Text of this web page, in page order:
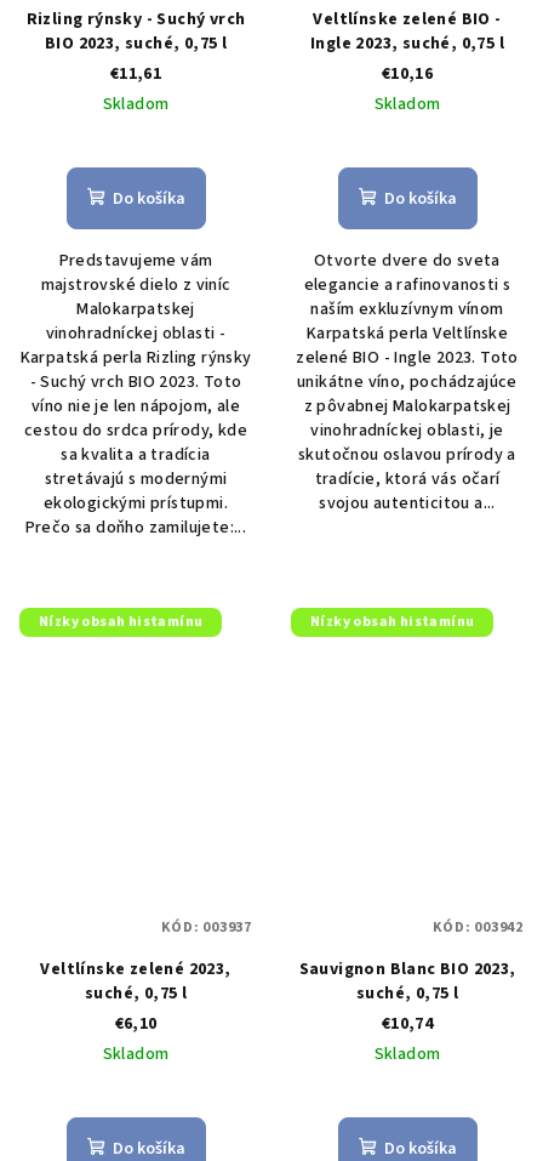
Rizling rýnsky - Suchý vrch
BIO 2023, suché, 0,75 l
€11,61
Skladom
Do košíka
Predstavujeme vám
majstrovské dielo z viníc
Malokarpatskej
vinohradníckej oblasti -
Karpatská perla Rizling rýnsky
- Suchý vrch BIO 2023. Toto
víno nie je len nápojom, ale
cestou do srdca prírody, kde
sa kvalita a tradícia
stretávajú s modernými
ekologickými prístupmi.
Prečo sa doňho zamilujete:...
Veltlínske zelené BIO -
Ingle 2023, suché, 0,75 l
€10,16
Skladom
Do košíka
Otvorte dvere do sveta
elegancie a rafinovanosti s
naším exkluzívnym vínom
Karpatská perla Veltlínske
zelené BIO - Ingle 2023. Toto
unikátne víno, pochádzajúce
z pôvabnej Malokarpatskej
vinohradníckej oblasti, je
skutočnou oslavou prírody a
tradície, ktorá vás očarí
svojou autenticitou a...
Nízky obsah histamínu
Veltlínske zelené 2023,
suché, 0,75 l
€6,10
Skladom
Do košíka
KÓD: 003937
Nízky obsah histamínu
Sauvignon Blanc BIO 2023,
suché, 0,75 l
€10,74
Skladom
Do košíka
KÓD: 003942